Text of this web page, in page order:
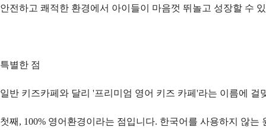
안전하고 쾌적한 환경에서 아이들이 마음껏 뛰놀고 성장할 수
특별한 점
일반 키즈카페와 달리 '프리미엄 영어 키즈 카페'라는 이름에 걸
첫째, 100% 영어환경이라는 점입니다. 한국어를 사용하지 않